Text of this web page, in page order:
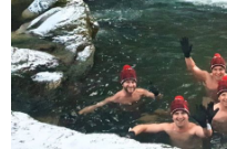
PRE DETI
ZÁHRADA
DOMÁCI WELLNESS